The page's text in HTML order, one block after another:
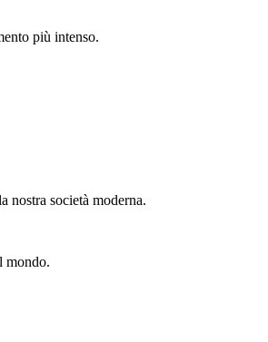
più intenso.
nostra società moderna.
mondo.